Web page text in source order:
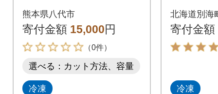
kg【最短3-5営業日以
内に発送】_233-4066-
G
熊本県八代市
寄付金額 15,000円
（0件）
選べる：カット方法、容量
冷凍
塩だれ
タン元
仕込み
北海道別海
寄付金額
冷凍